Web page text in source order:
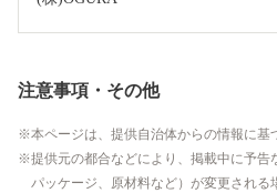
注意事項・その他
本ページは、提供自治体からの情報に基
提供元の都合などにより、掲載中に予告
パッケージ、原材料など）が変更される